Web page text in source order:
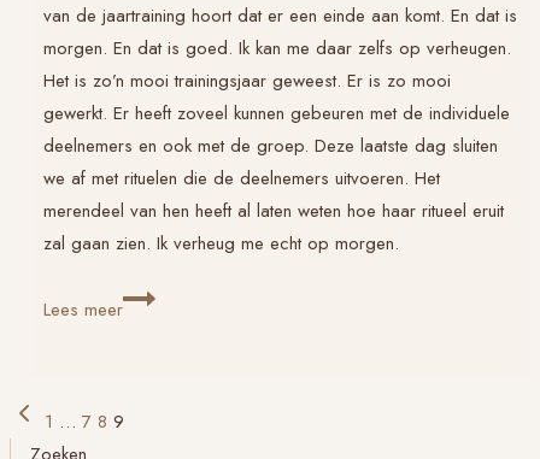
van de jaartraining hoort dat er een einde aan komt. En dat is
morgen. En dat is goed. Ik kan me daar zelfs op verheugen.
Het is zo’n mooi trainingsjaar geweest. Er is zo mooi
gewerkt. Er heeft zoveel kunnen gebeuren met de individuele
deelnemers en ook met de groep. Deze laatste dag sluiten
we af met rituelen die de deelnemers uitvoeren. Het
merendeel van hen heeft al laten weten hoe haar ritueel eruit
zal gaan zien. Ik verheug me echt op morgen.
Lees meerFiat
Paginanavigatie
Vorige
pagina
1 … 7 8 9